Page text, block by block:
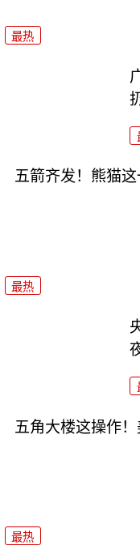
最热
五箭齐发！熊猫
最热
五角大楼这操作
最热